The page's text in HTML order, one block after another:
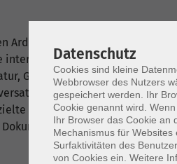
Ardennen, den Alpen, der
landeskundliche
Geschichte, Gastronomie
und
Übungen festigen. Zur Hilfe
Dokumente und eine Anleitung,
Datenschutz
Cookies sind kleine
Webbrowser des Nutzers
gespeichert werden. Ihr
Cookie genannt wird.
Ihr Browser das Cookie an
Mechanismus für
Surfaktivitäten des
von Cookies ein. Weitere